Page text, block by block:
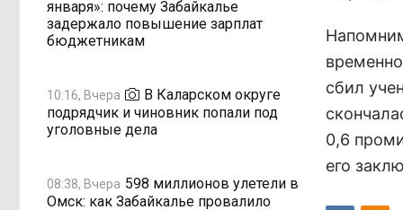
января»: почему Забайкалье
задержало повышение зарплат
бюджетникам
10:16, Вчера
В Каларском округе
подрядчик и чиновник попали под
уголовные дела
08:38, Вчера 598 миллионов улетели в
Омск: как Забайкалье провалило
сбил
0,6
его